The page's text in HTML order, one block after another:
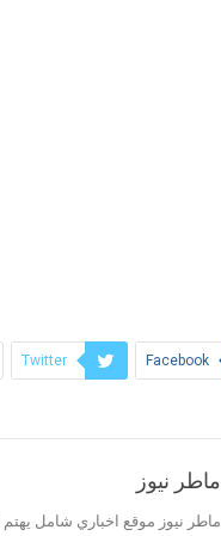
Facebook
Twitter
ماطر نيوز
ماطر نيوز موقع اخباري شامل يهتم